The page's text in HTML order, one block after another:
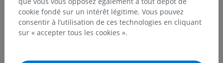
Traductions
cookie fondé sur un intérêt légitime. Vous pouvez
consentir à l’utilisation de ces technologies en cliquant
sur « accepter tous les cookies ».